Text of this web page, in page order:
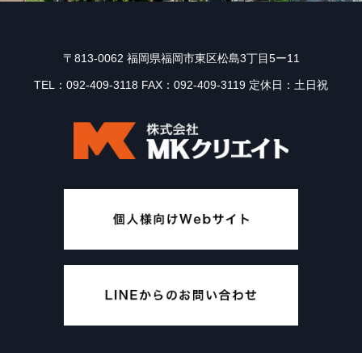
〒813-0062 福岡県福岡市東区松島3丁目5ー11
TEL：092-409-3118 FAX：092-409-3119 定休日：土日祝